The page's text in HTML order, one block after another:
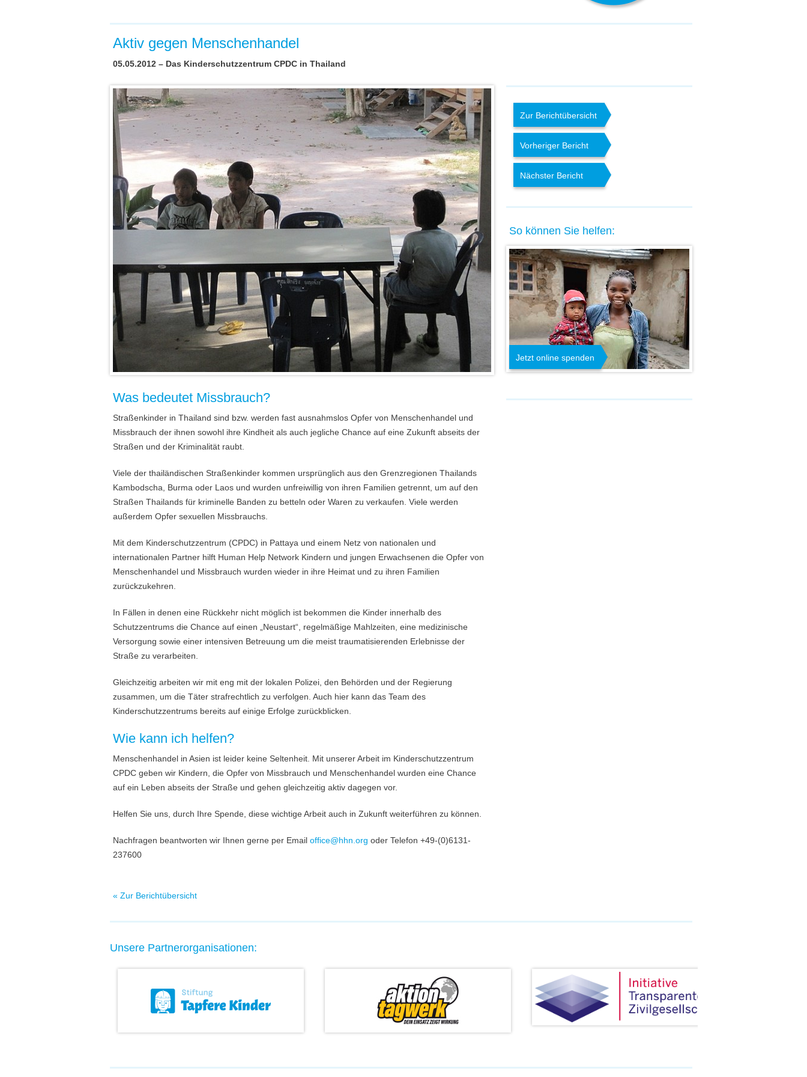
Aktiv gegen Menschenhandel
05.05.2012 – Das Kinderschutzzentrum CPDC in Thailand
Was bedeutet Missbrauch?
Straßenkinder in Thailand sind bzw. werden fast ausnahmslos Opfer von Menschenhandel und
Missbrauch der ihnen sowohl ihre Kindheit als auch jegliche Chance auf eine Zukunft abseits der
Straßen und der Kriminalität raubt.
Viele der thailändischen Straßenkinder kommen ursprünglich aus den Grenzregionen Thailands
Kambodscha, Burma oder Laos und wurden unfreiwillig von ihren Familien getrennt, um auf den
Straßen Thailands für kriminelle Banden zu betteln oder Waren zu verkaufen. Viele werden
außerdem Opfer sexuellen Missbrauchs.
Mit dem Kinderschutzzentrum (CPDC) in Pattaya und einem Netz von nationalen und
internationalen Partner hilft Human Help Network Kindern und jungen Erwachsenen die Opfer von
Menschenhandel und Missbrauch wurden wieder in ihre Heimat und zu ihren Familien
zurückzukehren.
In Fällen in denen eine Rückkehr nicht möglich ist bekommen die Kinder innerhalb des
Schutzzentrums die Chance auf einen „Neustart“, regelmäßige Mahlzeiten, eine medizinische
Versorgung sowie einer intensiven Betreuung um die meist traumatisierenden Erlebnisse der
Straße zu verarbeiten.
Gleichzeitig arbeiten wir mit eng mit der lokalen Polizei, den Behörden und der Regierung
zusammen, um die Täter strafrechtlich zu verfolgen. Auch hier kann das Team des
Kinderschutzzentrums bereits auf einige Erfolge zurückblicken.
Wie kann ich helfen?
Menschenhandel in Asien ist leider keine Seltenheit. Mit unserer Arbeit im Kinderschutzzentrum
CPDC geben wir Kindern, die Opfer von Missbrauch und Menschenhandel wurden eine Chance
auf ein Leben abseits der Straße und gehen gleichzeitig aktiv dagegen vor.
Helfen Sie uns, durch Ihre Spende, diese wichtige Arbeit auch in Zukunft weiterführen zu können.
Nachfragen beantworten wir Ihnen gerne per Email office@hhn.org oder Telefon +49-(0)6131-
237600
« Zur Berichtübersicht
Zur Berichtübersicht
Vorheriger Bericht
Nächster Bericht
So können Sie helfen:
Jetzt online spenden
Unsere Partnerorganisationen: